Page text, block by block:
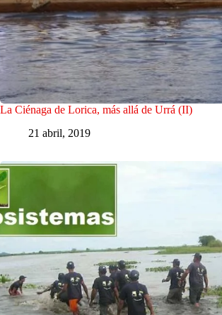
La Ciénaga de Lorica, más allá de Urrá (II)
21 abril, 2019